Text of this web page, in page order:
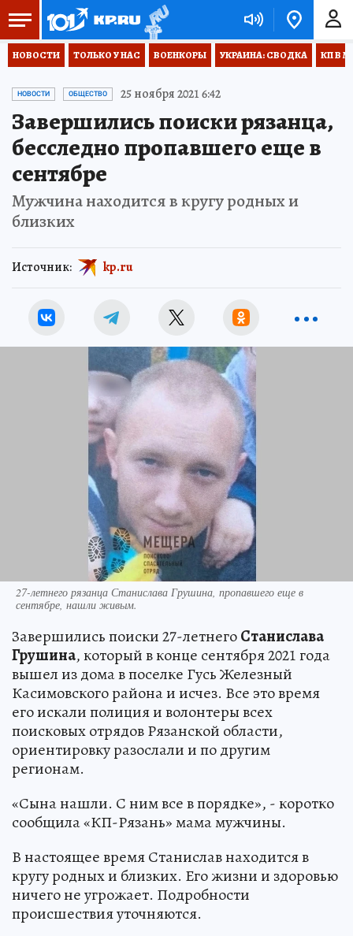
НОВОСТИ ТОЛЬКО У НАС ВОЕНКОРЫ УКРАИНА: СВОДКА КП В
НОВОСТИ ОБЩЕСТВО 25 ноября 2021 6:42
Завершились поиски рязанца,
бесследно пропавшего еще в
сентябре
Мужчина находится в кругу родных и
близких
Источник: kp.ru
27-летнего рязанца Станислава Грушина, пропавшего еще в
сентябре, нашли живым.
Завершились поиски 27-летнегоСтанислава
Грушина, который в конце сентября 2021 года
вышел из дома в поселке Гусь Железный
Касимовского района и исчез. Все это время
его искали полиция и волонтеры всех
поисковых отрядов Рязанской области,
ориентировку разослали и по другим
регионам.
«Сына нашли. С ним все в порядке», - коротко
сообщила «КП-Рязань» мама мужчины.
В настоящее время Станислав находится в
кругу родных и близких. Его жизни и здоровью
ничего не угрожает. Подробности
происшествия уточняются.